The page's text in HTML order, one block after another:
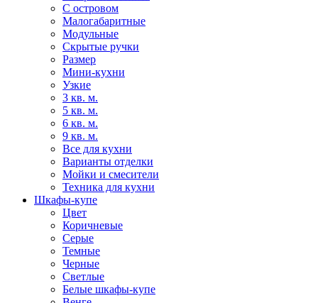
С островом
Малогабаритные
Модульные
Скрытые ручки
Размер
Мини-кухни
Узкие
3 кв. м.
5 кв. м.
6 кв. м.
9 кв. м.
Все для кухни
Варианты отделки
Мойки и смесители
Техника для кухни
Шкафы-купе
Цвет
Коричневые
Серые
Темные
Черные
Светлые
Белые шкафы-купе